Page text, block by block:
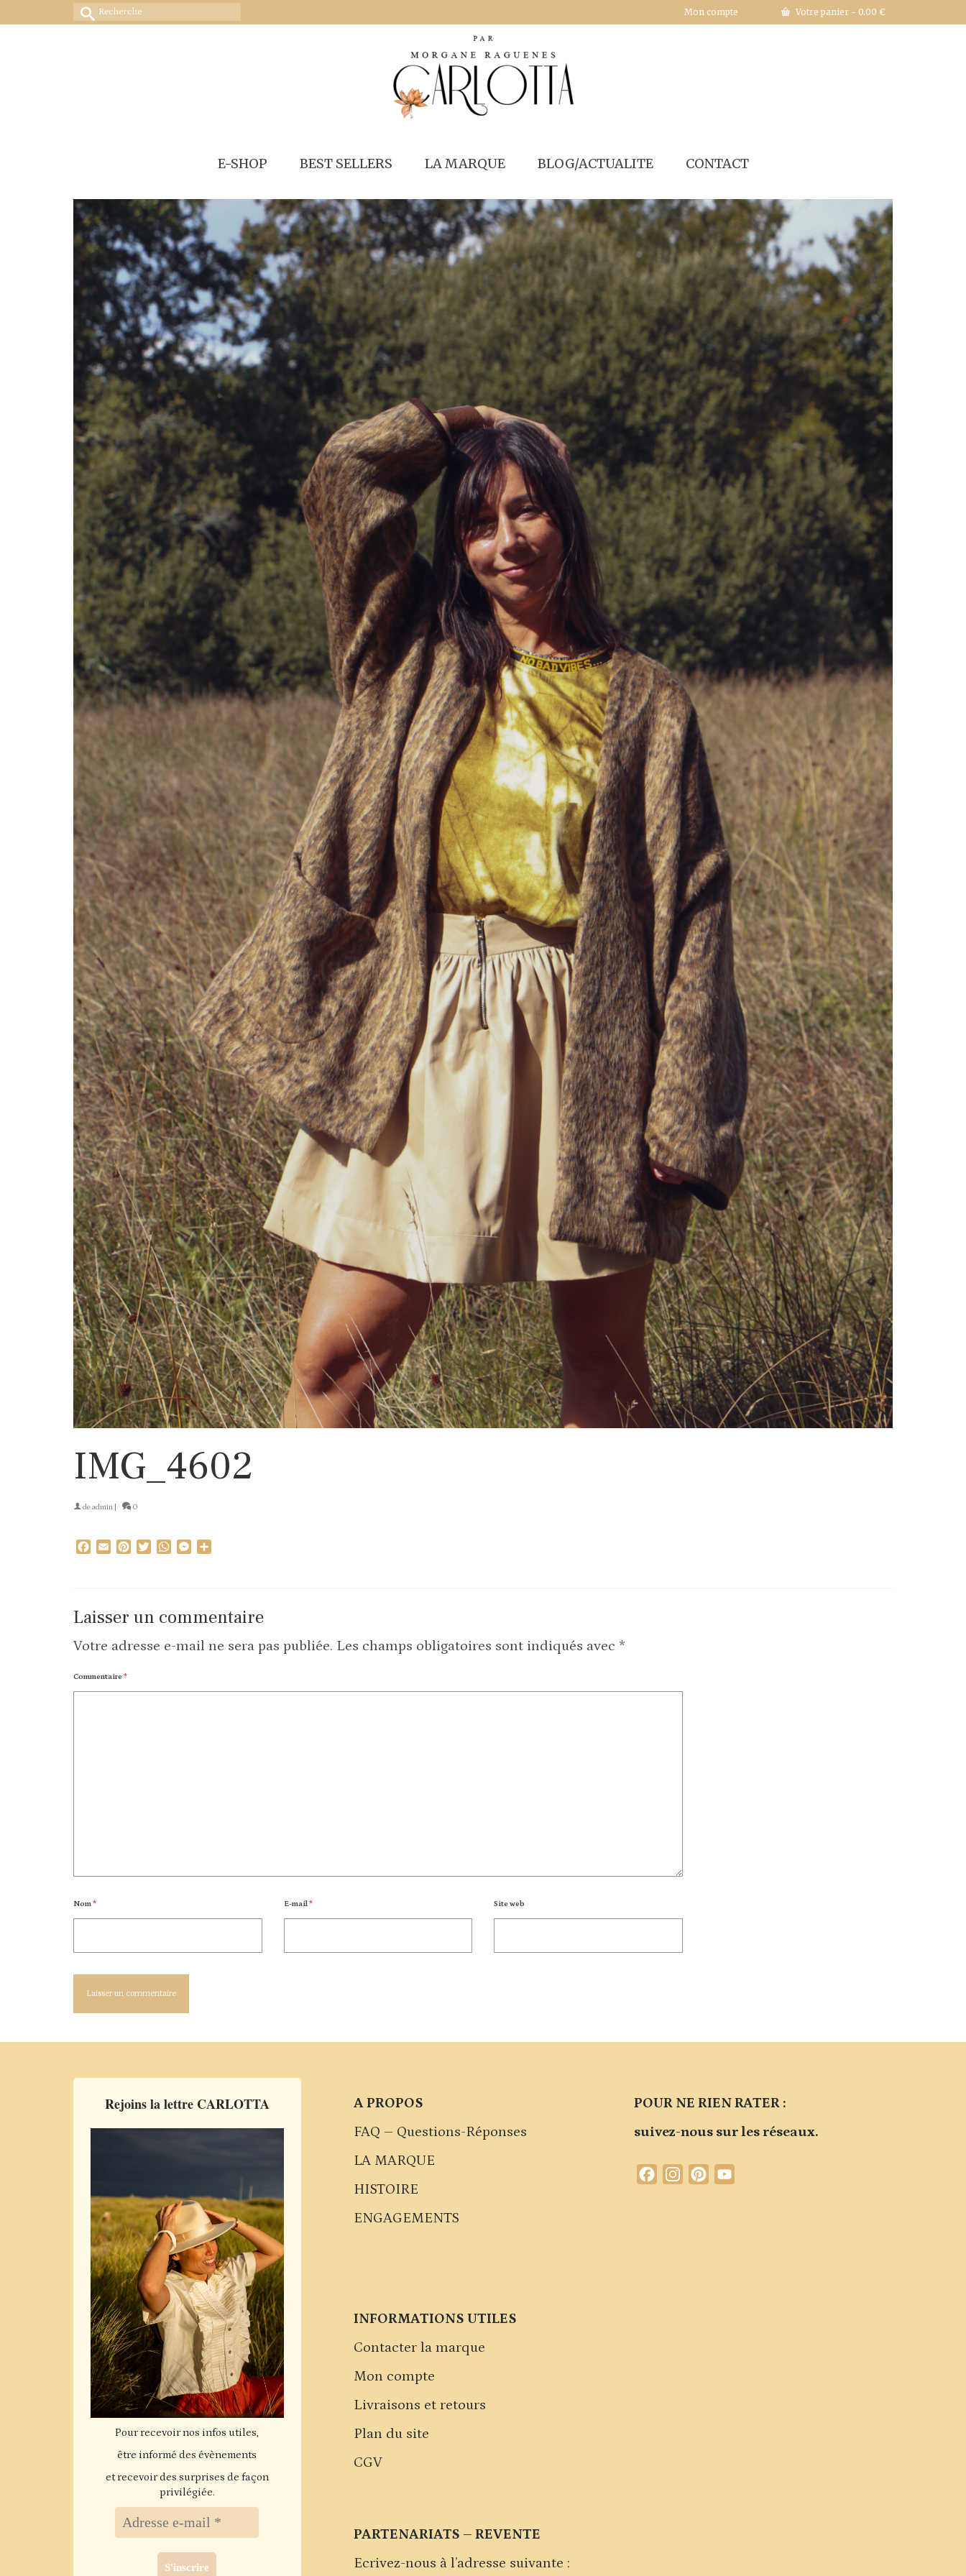
Mon compte Votre panier - 0.00 €
Rechercher :
E-SHOP BEST SELLERS LA MARQUE BLOG/ACTUALITE CONTACT
IMG_4602
deadmin 0
Facebook
EmailPinterestTwitterWhatsAppMessenger
Laisser un commentaire
Votre adresse e-mail ne sera pas publiée. Les champs obligatoires sont indiqués avec *
Commentaire *
Nom* E-mail* Site web
Rejoins la lettre CARLOTTA
Pour recevoir nos infos utiles,
être informé des évènements
et recevoir des surprises de façon
privilégiée.
A PROPOS
FAQ – Questions-Réponses
LA MARQUE
HISTOIRE
ENGAGEMENTS
INFORMATIONS UTILES
Contacter la marque
Mon compte
Livraisons et retours
Plan du site
CGV
PARTENARIATS – REVENTE
Ecrivez-nous à l’adresse suivante :
POUR NE RIEN RATER :
suivez-nous sur les réseaux.
FacebookInstagramPinterest